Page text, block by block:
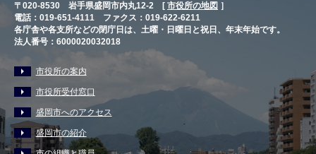
〒020-8530 岩手県盛岡市内丸12-2 [ 市役所の地図 ］
電話：019-651-4111 ファクス：019-622-6211
各庁舎や各支所などの閉庁日は、土曜・日曜日と祝日、年末年始です。
法人番号：6000020032018
市役所の案内
市役所受付窓口
盛岡市へのアクセス
盛岡市の紹介